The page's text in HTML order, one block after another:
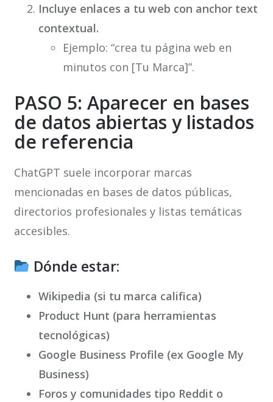
Incluye enlaces a tu web con anchor text
contextual.
Ejemplo: “crea tu página web en
minutos con [Tu Marca]”.
PASO 5: Aparecer en bases
de datos abiertas y listados
de referencia
ChatGPT suele incorporar marcas
mencionadas en bases de datos públicas,
directorios profesionales y listas temáticas
accesibles.
Dónde estar:
Wikipedia (si tu marca califica)
Product Hunt (para herramientas
tecnológicas)
Google Business Profile (ex Google My
Business)
Foros y comunidades tipo Reddit o